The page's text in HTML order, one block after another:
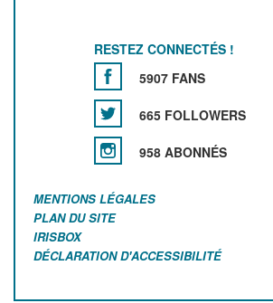
RESTEZ CONNECTÉS !
5907 FANS
665 FOLLOWERS
958 ABONNÉS
MENTIONS LÉGALES
PLAN DU SITE
IRISBOX
DÉCLARATION D'ACCESSIBILITÉ